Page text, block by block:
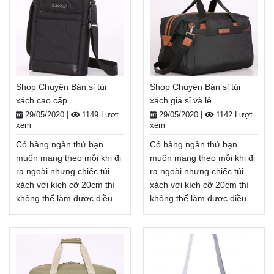
hàng đầu khi cần mang
nhiều thứ ra ngoài khi đi
học, đi du lịch, đi dã ngoại, .
Shop Chuyên Bán sỉ túi
xách hcm, Balo-Túi xách.
Giao hàng toàn quốc, Miễn
phí đổi trả hàng, thanh toán
tiền khi nhận hàng
Xem thêm
chọn hàng đầu khi cần
mang nhiều thứ ra ngoài
khi đi học, đi du lịch, đi dã
ngoại, . . .
Balodep.shop|Chuyên Shop
Chuyên Bán sỉ túi xách
hàng hiệu, Balo-Túi xách.
Giao hàng toàn quốc, Miễn
phí đổi trả hàng, thanh toán
tiền khi nhận hàng
Xem thêm
Shop Chuyên Bán sỉ túi
xách cao cấp.
Balodep.shop|CHUYÊN
BALO-TÚI XÁCH–VALI ĐẸP
29/05/2020
1149 Lượt
xem
Có hàng ngàn thứ bạn
muốn mang theo mỗi khi đi
ra ngoài nhưng chiếc túi
xách với kích cỡ 20cm thì
không thể làm được điều
cỡ lớn, Shop Chuyên Bán sỉ
túi xách cao cấp sẽ là lựa
chọn hàng đầu khi cần
mang nhiều thứ ra ngoài
Shop Chuyên Bán sỉ túi
xách giá sỉ và lẻ.
Balodep.shop|CHUYÊN
BALO-TÚI XÁCH–VALI ĐẸP
29/05/2020
1142 Lượt
xem
Có hàng ngàn thứ bạn
muốn mang theo mỗi khi đi
ra ngoài nhưng chiếc túi
xách với kích cỡ 20cm thì
không thể làm được điều
cỡ lớn, Shop Chuyên Bán sỉ
túi xách giá sỉ và lẻ sẽ là
lựa chọn hàng đầu khi cần
mang nhiều thứ ra ngoài